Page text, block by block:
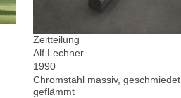
Zeitteilung
Alf Lechner
1990
Chromstahl massiv, geschmiedet,
geflämmt